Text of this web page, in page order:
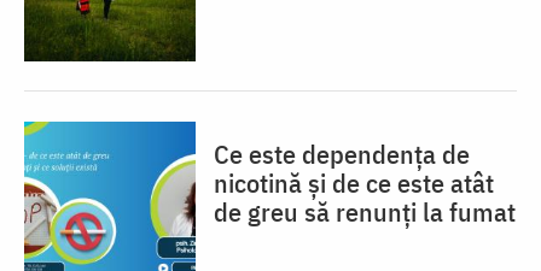
Ce este dependența de
nicotină și de ce este atât
de greu să renunți la fumat